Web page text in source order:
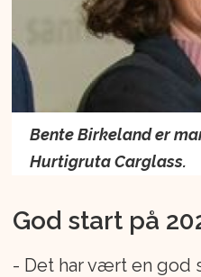
Bente Birkeland er
Hurtigruta Carglass.
God start på
- Det har vært en god